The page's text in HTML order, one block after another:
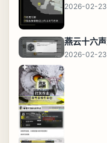
2026-02-23
燕云十六
2026-02-23